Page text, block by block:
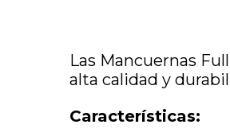
Las Mancuernas
alta calidad y
Características: